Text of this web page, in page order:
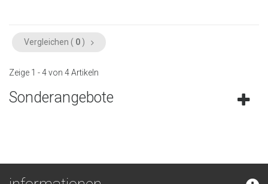
Vergleichen ( 0 )
Zeige 1 - 4 von 4 Artikeln
Sonderangebote